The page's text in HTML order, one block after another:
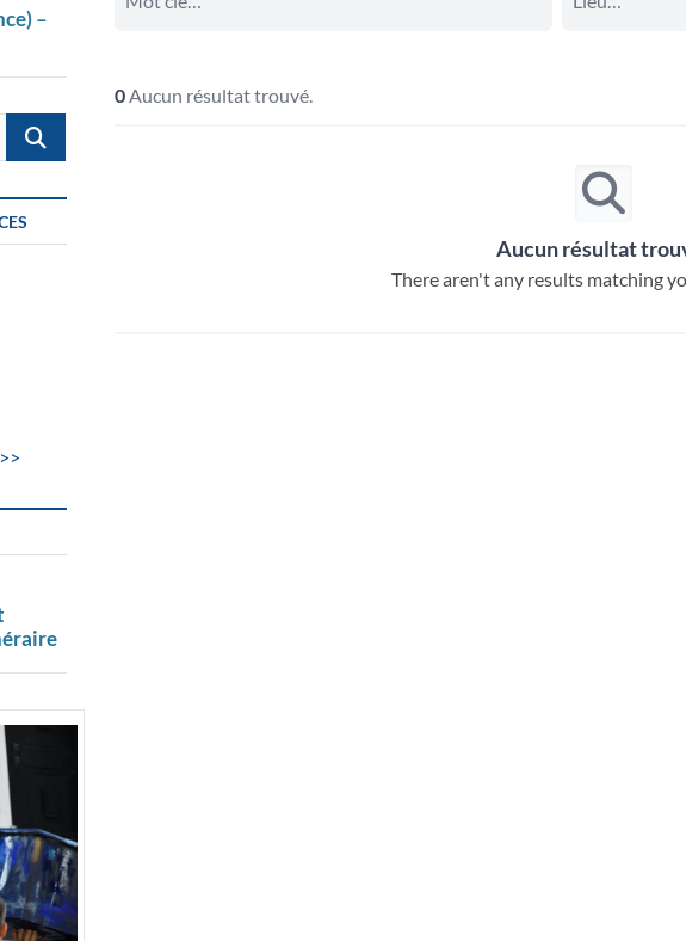
0Aucun résultat trouvé.
Aucun résultat
There aren't any results matching
–
Rechercher